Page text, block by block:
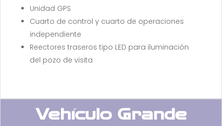
Unidad GPS
Cuarto de control y cuarto de operaciones
independiente
Reectores traseros tipo LED para iluminación
del pozo de visita
Vehículo Grande